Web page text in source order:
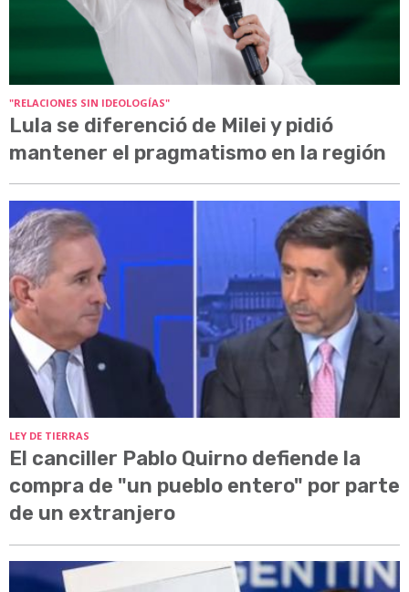
"RELACIONES SIN IDEOLOGÍAS"
Lula se diferenció de Milei y pidió
mantener el pragmatismo en la región
LEY DE TIERRAS
El canciller Pablo Quirno defiende la
compra de "un pueblo entero" por parte
de un extranjero